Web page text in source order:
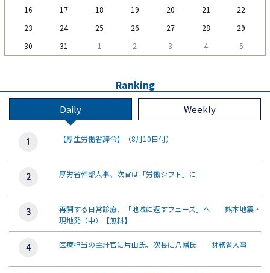
16
17 18 19 20 21
22
23
24 25 26 27 28
29
30
31 1 2 3 4 5
Ranking
Daily Weekly
【厚生労働省辞令】（8月10日付）
厚労省幹部人事、次官は「労働シフト」に
再開する日常診療、「地域に返すフェーズ」へ 熊本地震・
現地発（中）【無料】
医療担当の主計官に片山氏、次長に八幡氏 財務省人事